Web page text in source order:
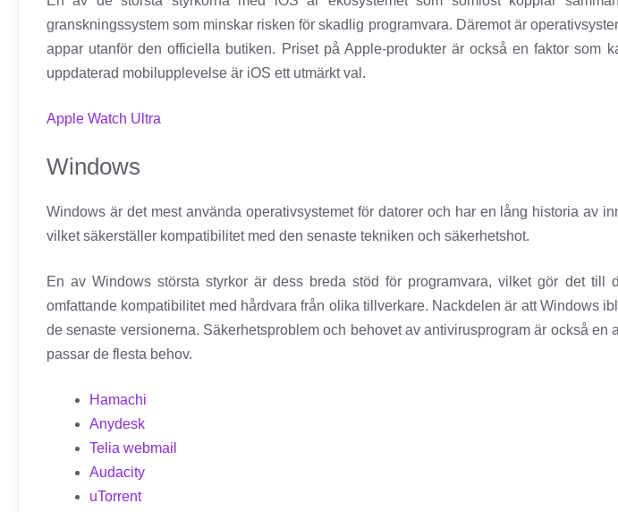
granskningssystem som minskar risken för skadlig programvara. Däremot är
appar utanför den officiella butiken. Priset på Apple-produkter är också en faktor
uppdaterad mobilupplevelse är iOS ett utmärkt val.
Apple Watch Ultra
Windows
Windows är det mest använda operativsystemet för datorer och har en lång historia av
vilket säkerställer kompatibilitet med den senaste tekniken och säkerhetshot.
En av Windows största styrkor är dess breda stöd för programvara, vilket gör det till
omfattande kompatibilitet med hårdvara från olika tillverkare. Nackdelen är att Windows
de senaste versionerna. Säkerhetsproblem och behovet av antivirusprogram är också
passar de flesta behov.
Hamachi
Anydesk
Telia webmail
Audacity
uTorrent